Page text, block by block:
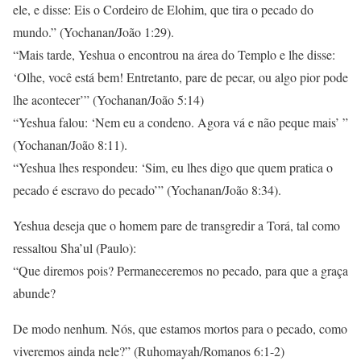
ele, e disse: Eis o Cordeiro de Elohim, que tira o pecado do
mundo.” (Yochanan/João 1:29).
“Mais tarde, Yeshua o encontrou na área do Templo e lhe disse:
‘Olhe, você está bem! Entretanto, pare de pecar, ou algo pior pode
lhe acontecer’” (Yochanan/João 5:14)
“Yeshua falou: ‘Nem eu a condeno. Agora vá e não peque mais’ ”
(Yochanan/João 8:11).
“Yeshua lhes respondeu: ‘Sim, eu lhes digo que quem pratica o
pecado é escravo do pecado’” (Yochanan/João 8:34).
Yeshua deseja que o homem pare de transgredir a Torá, tal como
ressaltou Sha’ul (Paulo):
“Que diremos pois? Permaneceremos no pecado, para que a graça
abunde?
De modo nenhum. Nós, que estamos mortos para o pecado, como
viveremos ainda nele?” (Ruhomayah/Romanos 6:1-2)